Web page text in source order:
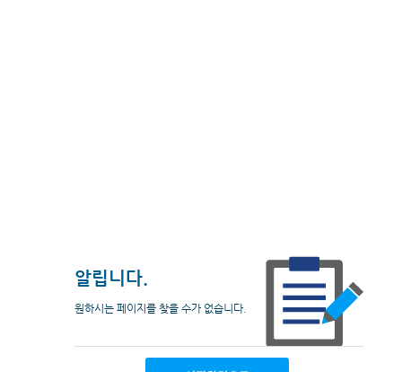
알립니다.
원하시는 페이지를 찾을 수가 없습니다.